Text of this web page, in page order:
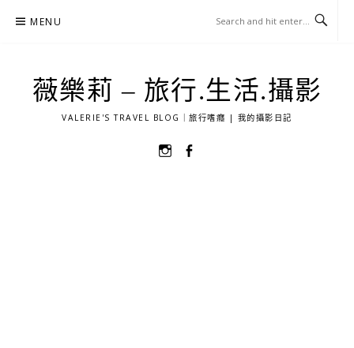
MENU
薇樂莉 – 旅行.生活.攝影
VALERIE'S TRAVEL BLOG｜旅行嗜癮 | 我的攝影日記
選